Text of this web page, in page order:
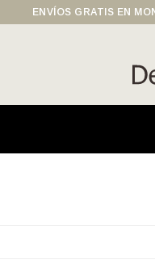
ENVÍOS GRATIS EN